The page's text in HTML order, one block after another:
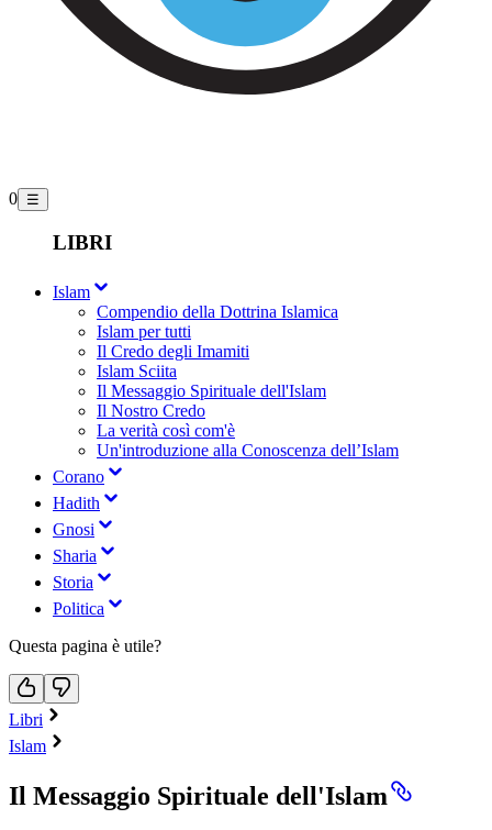
0 ☰
LIBRI
Islam
Compendio della Dottrina Islamica
Islam per tutti
Il Credo degli Imamiti
Islam Sciita
Il Messaggio Spirituale dell'Islam
Il Nostro Credo
La verità così com'è
Un'introduzione alla Conoscenza dell’Islam
Corano
Hadith
Gnosi
Sharia
Storia
Politica
Questa pagina è utile?
Libri
Islam
Il Messaggio Spirituale dell'Islam